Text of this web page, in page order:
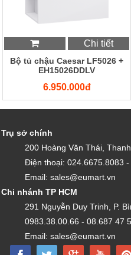
Chi tiết
Bộ tủ chậu Caesar LF5026 +
EH15026DDLV
6.950.000đ
Trụ sở chính
200 Hoàng Văn Thái,
Điện thoại: 024.6675.8083
Email: sales@eumart.vn
Chi nhánh TP HCM
291 Nguyễn Duy Trinh, P.
0983.38.00.66 - 08.687 47
Email: sales@eumart.vn